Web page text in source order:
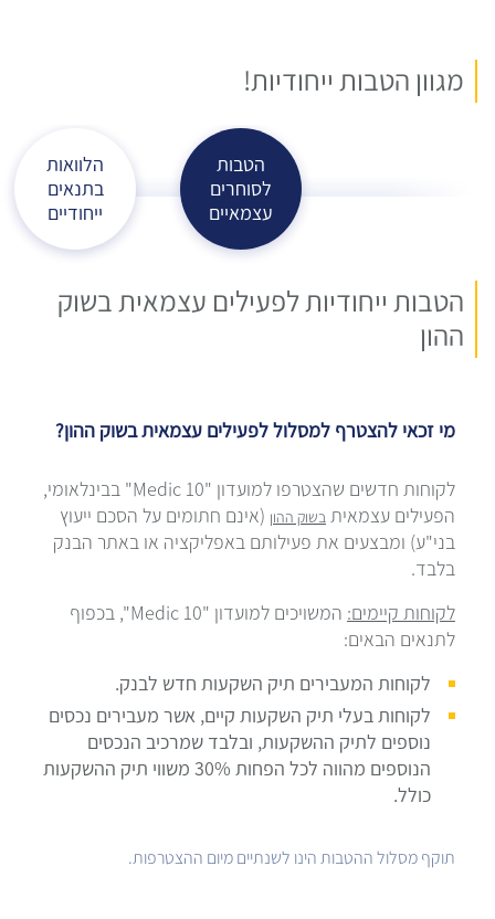
מגוון הטבות ייחודיות!
הטבות
לסוחרים
עצמאיים
הלוואות
בתנאים
ייחודיים
הטבות ייחודיות לפעילים עצמאית בשוק
ההון
מי זכאי להצטרף למסלול לפעילים עצמאית בשוק ההון?
לקוחות חדשים שהצטרפו למועדון "Medic 10" בבינלאומי,
הפעילים עצמאית בשוק ההון (אינם חתומים על הסכם ייעוץ
בני"ע) ומבצעים את פעילותם באפליקציה או באתר הבנק
בלבד.
לקוחות קיימים:
המשויכים למועדון "Medic 10", בכפוף
לתנאים הבאים:
לקוחות המעבירים תיק השקעות חדש לבנק.
לקוחות בעלי תיק השקעות קיים, אשר מעבירים נכסים
נוספים לתיק ההשקעות, ובלבד שמרכיב הנכסים
הנוספים מהווה לכל הפחות 30% משווי תיק ההשקעות
כולל.
תוקף מסלול ההטבות הינו לשנתיים מיום ההצטרפות.